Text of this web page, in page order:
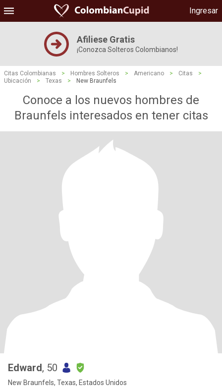
Ingresar
Afiliese Gratis
¡Conozca Solteros Colombianos!
Citas Colombianas > Hombres Solteros > Americano > Citas
>
Ubicación
> Texas > New Braunfels
Conoce a los nuevos hombres de
Braunfels interesados ​​en tener citas
Edward, 50
New Braunfels, Texas, Estados Unidos